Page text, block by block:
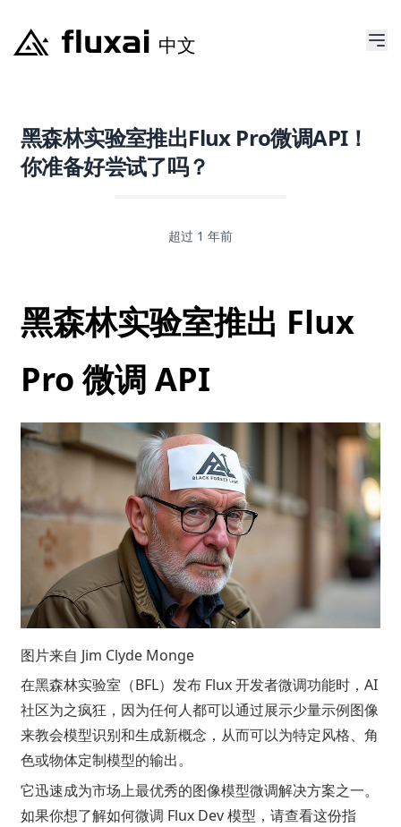
黑森林实验室推出Flux Pro微调API！
你准备好尝试了吗？
超过 1 年前
黑森林实验室推出 Flux
Pro 微调 API
图片来自 Jim Clyde Monge
在黑森林实验室（BFL）发布 Flux开发者微调功能时，AI
社区为之疯狂，因为任何人都可以通过展示少量示例图像
来教会模型识别和生成新概念，从而可以为特定风格、角
色或物体定制模型的输出。
它迅速成为市场上最优秀的图像模型微调解决方案之一。
如果你想了解如何微调 Flux Dev 模型，请查看这份指